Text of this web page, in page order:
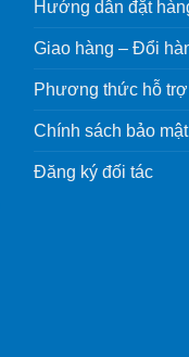
Hướng dẫn đặt
Giao hàng – Đổi
Phương thức hỗ trợ
Chính sách bảo mật
Đăng ký đối tác